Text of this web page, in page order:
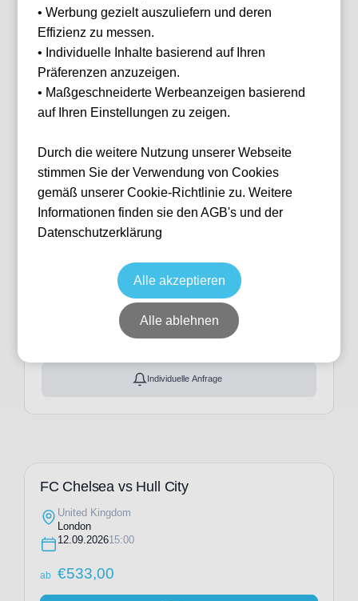
Verfügbare Kategorien (1)
Blues Dining Hospitality
15:00
2 verfügbar
Vereinigtes Königreich
Stamford Bridge
Ticket(s) + Hotel
Individuelle Anfrage
FC Chelsea vs Hull City
United Kingdom
London
12.09.202615:00
ab €533,00
• Werbung gezielt auszuliefern und deren
Effizienz zu messen.
• Individuelle Inhalte basierend auf Ihren
Präferenzen anzuzeigen.
• Maßgeschneiderte Werbeanzeigen basierend
auf Ihren Einstellungen zu zeigen.
Durch die weitere Nutzung unserer Webseite
stimmen Sie der Verwendung von Cookies
gemäß unserer Cookie-Richtlinie zu. Weitere
Informationen finden sie den AGB's und der
Datenschutzerklärung
Alle akzeptieren
Alle ablehnen